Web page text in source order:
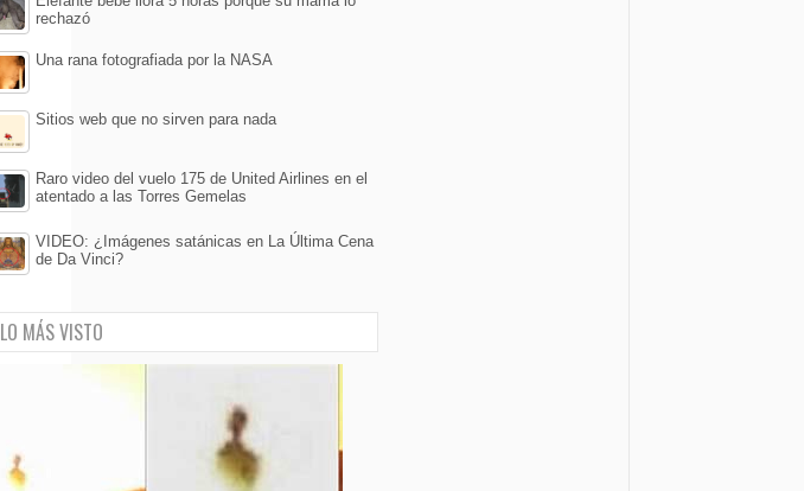
rechazó
Una rana fotografiada por la NASA
Sitios web que no sirven para nada
Raro video del vuelo 175 de United Airlines en el
atentado a las Torres Gemelas
VIDEO: ¿Imágenes satánicas en La Última Cena
de Da Vinci?
LO MÁS VISTO